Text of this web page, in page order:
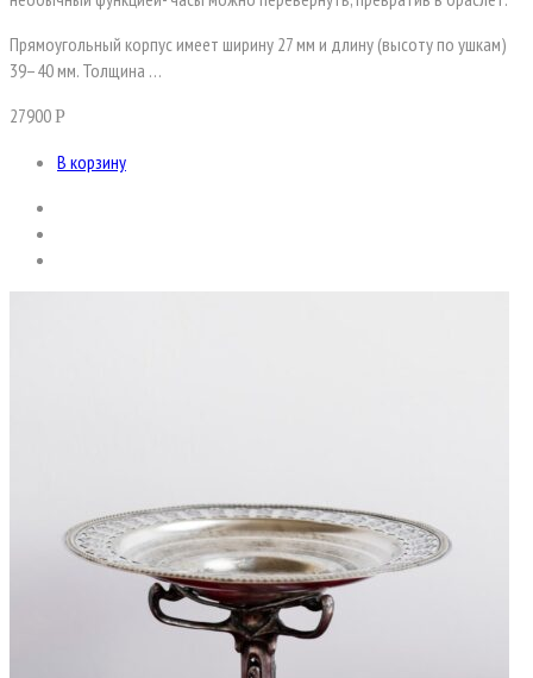
Прямоугольный корпус имеет ширину 27 мм и длину (высоту по ушкам)
39–40 мм. Толщина …
27900Р
В корзину